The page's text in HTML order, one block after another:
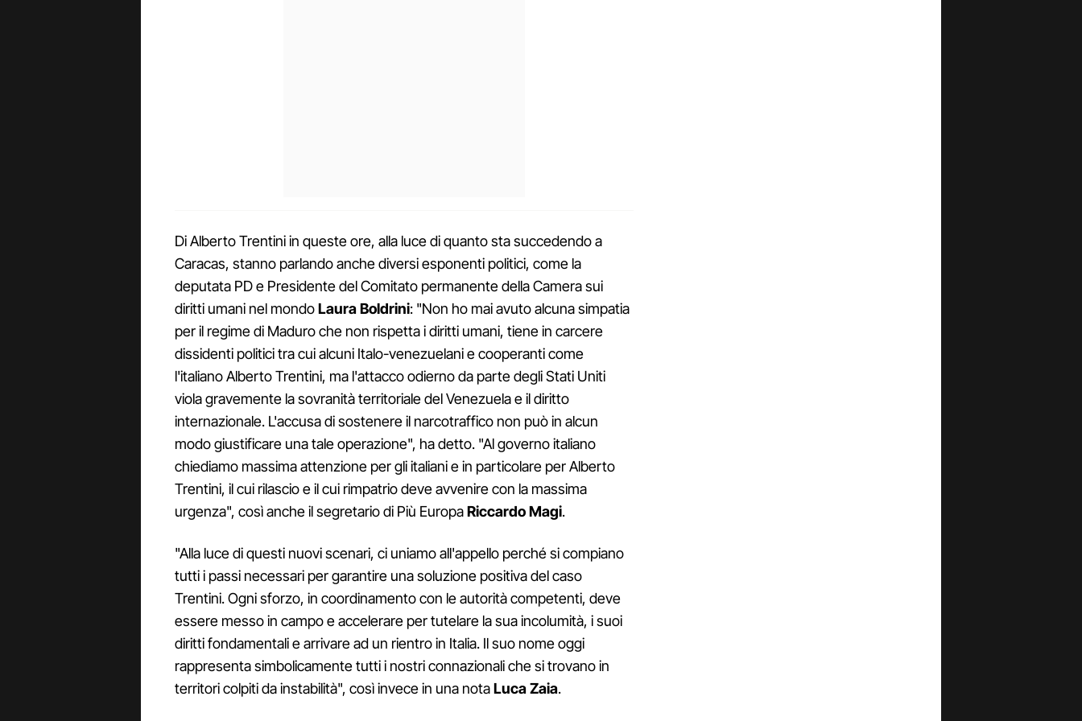
Di Alberto Trentini in queste ore, alla luce di quanto sta succedendo a
Caracas, stanno parlando anche diversi esponenti politici, come la
deputata PD e Presidente del Comitato permanente della Camera sui
diritti umani nel mondoLaura Boldrini: "Non ho mai avuto alcuna simpatia
per il regime di Maduro che non rispetta i diritti umani, tiene in carcere
dissidenti politici tra cui alcuni Italo-venezuelani e cooperanti come
l'italiano Alberto Trentini, ma l'attacco odierno da parte degli Stati Uniti
viola gravemente la sovranità territoriale del Venezuela e il diritto
internazionale. L'accusa di sostenere il narcotraffico non può in alcun
modo giustificare una tale operazione", ha detto. "Al governo italiano
chiediamo massima attenzione per gli italiani e in particolare per Alberto
Trentini, il cui rilascio e il cui rimpatrio deve avvenire con la massima
urgenza", così anche il segretario di Più EuropaRiccardo Magi.
"Alla luce di questi nuovi scenari, ci uniamo all'appello perché si compiano
tutti i passi necessari per garantire una soluzione positiva del caso
Trentini. Ogni sforzo, in coordinamento con le autorità competenti, deve
essere messo in campo e accelerare per tutelare la sua incolumità, i suoi
diritti fondamentali e arrivare ad un rientro in Italia. Il suo nome oggi
rappresenta simbolicamente tutti i nostri connazionali che si trovano in
territori colpiti da instabilità", così invece in una notaLuca Zaia.